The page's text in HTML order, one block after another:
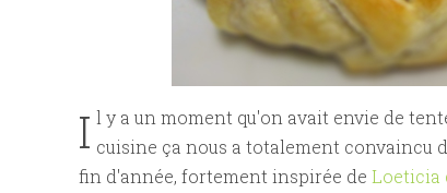
I l y a un moment qu'on avait envie de
cuisine ça nous a totalement convaincu
fin d'année, fortement inspirée de Loeticia